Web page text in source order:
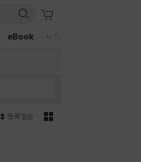
eBook CD/LP
등록일순